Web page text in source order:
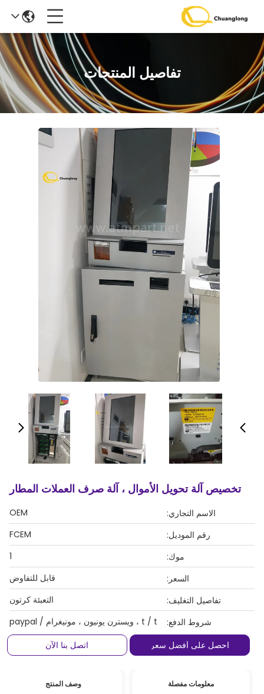
تفاصيل المنتجات
تخصيص آلة تحويل الأموال ، آلة صرف العملات المطار
الاسم التجاري:
OEM
رقم الموديل:
FCEM
موك:
1
السعر:
قابل للتفاوض
تفاصيل التغليف:
التعبئة كرتون
شروط الدفع:
t / t ، ويسترن يونيون ، مونيغرام / paypal
احصل على أفضل سعر
اتصل بنا الآن
معلومات مفصلة وصف المنتج